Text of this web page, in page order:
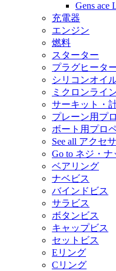
Gens ace
充電器
エンジン
燃料
スターター
プラグヒータ
シリコンオイ
ミクロンライ
サーキット・
プレーン用プ
ボート用プロ
See all アクセ
Go to ネジ・ナ
ベアリング
ナベビス
バインドビス
サラビス
ボタンビス
キャップビス
セットビス
Eリング
Cリング